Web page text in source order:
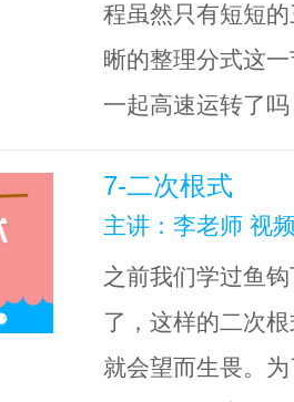
程虽然只有短短
晰的整理分式这
一起高速运转了
7-二次根式
主讲：李老师 视
之前我们学过鱼
了，这样的二次
就会望而生畏。